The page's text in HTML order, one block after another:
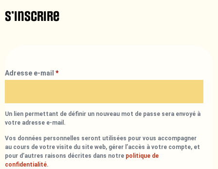
S’inscrire
Adresse e-mail *
Un lien permettant de définir un nouveau mot de passe sera envoyé à
votre adresse e-mail.
Vos données personnelles seront utilisées pour vous accompagner
au cours de votre visite du site web, gérer l’accès à votre compte, et
pour d’autres raisons décrites dans notre politique de
confidentialité.